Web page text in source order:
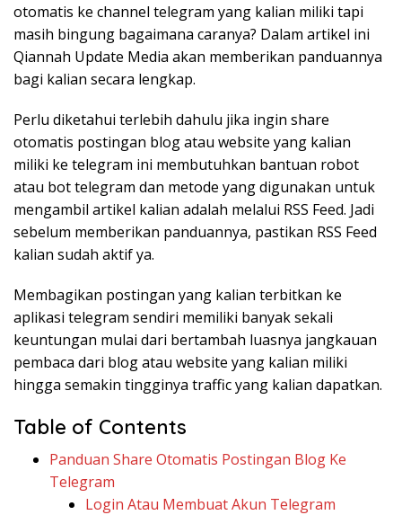
otomatis ke channel telegram yang kalian miliki tapi
masih bingung bagaimana caranya? Dalam artikel ini
Qiannah Update Media akan memberikan panduannya
bagi kalian secara lengkap.
Perlu diketahui terlebih dahulu jika ingin share
otomatis postingan blog atau website yang kalian
miliki ke telegram ini membutuhkan bantuan robot
atau bot telegram dan metode yang digunakan untuk
mengambil artikel kalian adalah melalui RSS Feed. Jadi
sebelum memberikan panduannya, pastikan RSS Feed
kalian sudah aktif ya.
Membagikan postingan yang kalian terbitkan ke
aplikasi telegram sendiri memiliki banyak sekali
keuntungan mulai dari bertambah luasnya jangkauan
pembaca dari blog atau website yang kalian miliki
hingga semakin tingginya traffic yang kalian dapatkan.
Table of Contents
Panduan Share Otomatis Postingan Blog Ke
Telegram
Login Atau Membuat Akun Telegram